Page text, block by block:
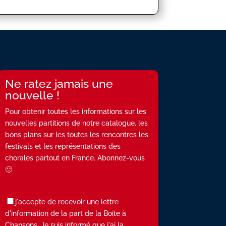
Ne ratez jamais une
nouvelle !
Pour obtenir toutes les informations sur les
nouvelles partitions de notre catalogue, les
bons plans sur les toutes les rencontres les
festivals et les représentations des
chorales partout en France. Abonnez-vous
🙂
j'accepte de recevoir une lettre
d'information de la part de la Boite à